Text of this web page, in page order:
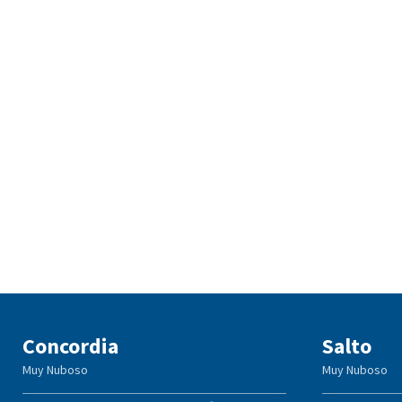
Concordia
Muy Nuboso
Salto
Muy Nuboso